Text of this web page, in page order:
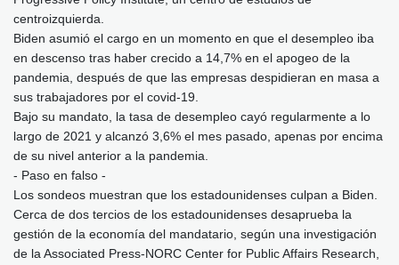
centroizquierda.
Biden asumió el cargo en un momento en que el desempleo iba
en descenso tras haber crecido a 14,7% en el apogeo de la
pandemia, después de que las empresas despidieran en masa a
sus trabajadores por el covid-19.
Bajo su mandato, la tasa de desempleo cayó regularmente a lo
largo de 2021 y alcanzó 3,6% el mes pasado, apenas por encima
de su nivel anterior a la pandemia.
- Paso en falso -
Los sondeos muestran que los estadounidenses culpan a Biden.
Cerca de dos tercios de los estadounidenses desaprueba la
gestión de la economía del mandatario, según una investigación
de la Associated Press-NORC Center for Public Affairs Research,